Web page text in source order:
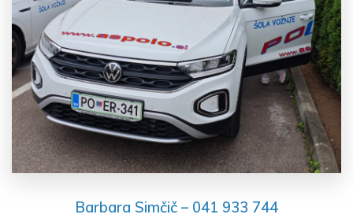
Barbara Simčič – 041 933 744